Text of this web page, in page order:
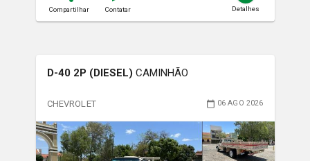
Compartilhar Contatar Detalhes
D-40 2P (DIESEL) CAMINHÃO
CHEVROLET 06 AGO 2026